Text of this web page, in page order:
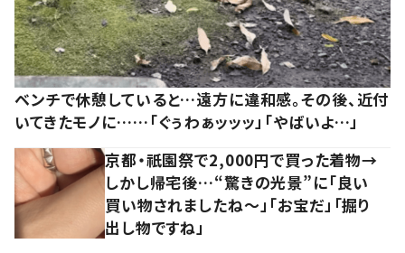
ベンチで休憩していると…遠方に違和感。その後、近付
いてきたモノに……「ぐぅわぁッッッ」「やばいよ…」
京都・祇園祭で2,000円で買った着物→
しかし帰宅後…“驚きの光景”に「良い
買い物されましたね～」「お宝だ」「掘り
出し物ですね」